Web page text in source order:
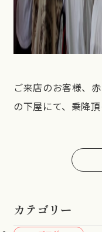
カテゴリー
ご来店のお客様、
の下屋にて、乗降頂